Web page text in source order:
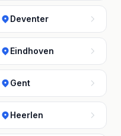
Deventer
Eindhoven
Gent
Heerlen